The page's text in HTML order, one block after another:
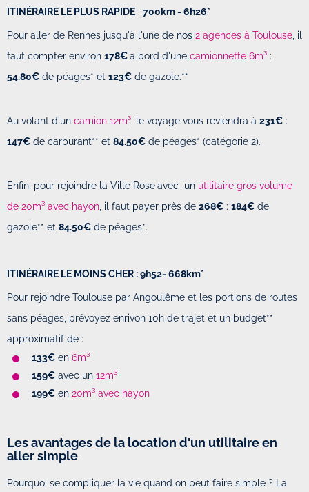
ITINÉRAIRE LE PLUS RAPIDE : 700km - 6h26*
Pour aller de Rennes jusqu'à l'une de nos 2 agences à Toulouse, il
faut compter environ 178€à bord d'une camionnette 6m³ :
54.80€ de péages* et 123€ de gazole.**
Au volant d'un camion 12m³, le voyage vous reviendra à 231€ :
147€ de carburant** et 84.50€ de péages* (catégorie 2).
Enfin, pour rejoindre la Ville Roseavec un utilitaire gros volume
de 20m³ avec hayon, il faut payer près de 268€ : 184€ de
gazole** et 84.50€ de péages*.
ITINÉRAIRE LE MOINS CHER : 9h52- 668km*
Pour rejoindre Toulouse par Angoulême et les portions de routes
sans péages, prévoyez enrivon 10h de trajet et un budget**
approximatif de :
133€ en 6m³
159€ avec un 12m³
199€ en 20m³ avec hayon
Les avantages de la location d'un utilitaire en
aller simple
Pourquoi se compliquer la vie quand on peut faire simple ? La